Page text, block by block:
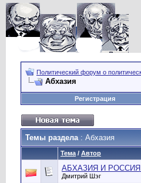
Политический форум о
Абхазия
Регистрация
Темы раздела: Абхазия
Тема / Автор
АБХАЗИЯ И РОССИЯ -
Дмитрий Шэг